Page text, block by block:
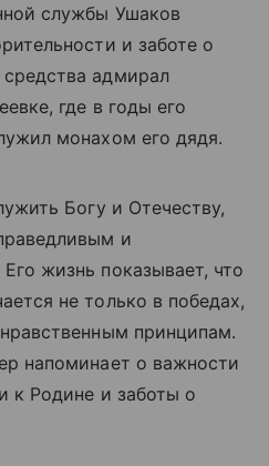
службы Ушаков
и заботе о
адмирал
где в годы его
монахом его дядя.
Богу и Отечеству,
и
жизнь показывает, что
не только в победах,
принципам.
напоминает о важности
к Родине и заботы о